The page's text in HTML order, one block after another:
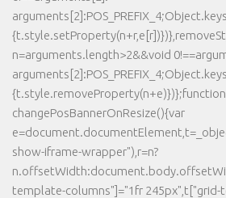
n=arguments.length>2&&void
{t.style.removeProperty(n+e)})};function
changePosBannerOnResize(){var
show-iframe-wrapper"),r=n?
template-columns"]="1fr 245px",t["grid-